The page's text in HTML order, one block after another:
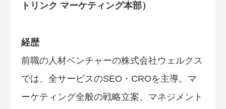
トリンク マーケティング本部）
経歴
前職の人材ベンチャーの株式会社ウェルクス
では、全サービスのSEO・CROを主導。マ
ーケティング全般の戦略立案、マネジメント